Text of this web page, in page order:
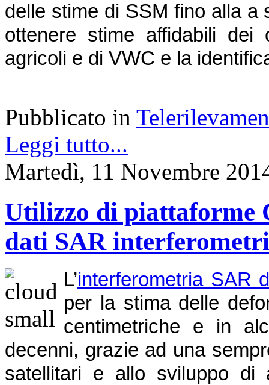
delle stime di SSM fino alla
ottenere stime affidabili dei
agricoli e di VWC e la
Pubblicato in
Leggi tutto...
Martedì, 11 Novembre
Utilizzo di piattaforme
dati SAR
L’interferometria SAR
per la stima delle
centimetriche e in
decenni, grazie ad una
satellitari e allo sviluppo